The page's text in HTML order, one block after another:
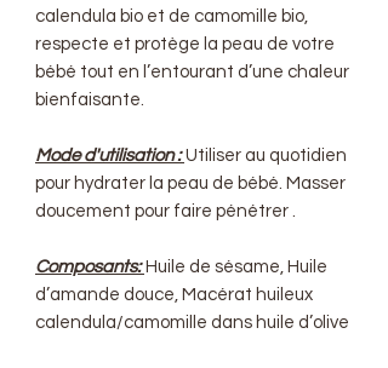
calendula bio et de camomille bio,
respecte et protège la peau de votre
bébé tout en l’entourant d’une chaleur
bienfaisante.
Mode d'utilisation :Utiliser au quotidien
pour hydrater la peau de bébé. Masser
doucement pour faire pénétrer .
Composants: Huile de sésame, Huile
d’amande douce, Macérat huileux
calendula/camomille dans huile d’olive